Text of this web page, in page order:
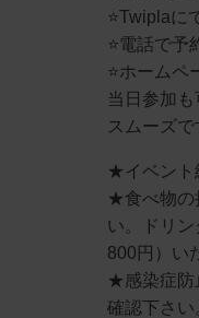
⭐️Twiplaに
⭐️電話で予
⭐️ホームペ
当日参加
スムーズで
★イベント
★食べ物の
い。ドリ
800円）い
★感染症防
確認下さい